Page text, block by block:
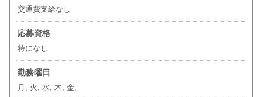
交通費支給なし
応募資格
特になし
勤務曜日
月, 火, 水, 木, 金,